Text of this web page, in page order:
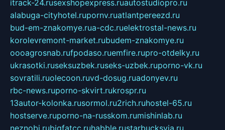
itrack-24.rusexshopexpress.ruautostudiopro.ru
alabuga-cityhotel.rupornv.ruatlantpereezd.ru
bud-em-znakomye.rua-cdc.ruelektrostal-news.ru
korolevremont-market.rubudem-znakomye.ru
oooagrosnab.rufpodaso.ruemfire.rupro-otdelky.ru
ukrasotki.ruseksuzbek.ruseks-uzbek.ruporno-vk.ru
sovratili.ruolecoon.ruvd-dosug.ruadonyev.ru
rbc-news.ruporno-skvirt.rukrospr.ru
13autor-kolonka.rusormol.ru2rich.ruhostel-65.ru
hostserve.ruporno-na-russkom.rumishinlab.ru